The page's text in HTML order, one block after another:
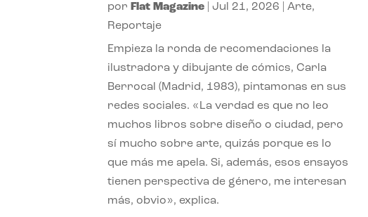
por Flat Magazine Jul 21, 2026 |Arte,
Reportaje
Empieza la ronda de recomendaciones la
ilustradora y dibujante de cómics, Carla
Berrocal (Madrid, 1983), pintamonas en sus
redes sociales. «La verdad es que no leo
muchos libros sobre diseño o ciudad, pero
sí mucho sobre arte, quizás porque es lo
que más me apela. Si, además, esos ensayos
tienen perspectiva de género, me interesan
más, obvio», explica.